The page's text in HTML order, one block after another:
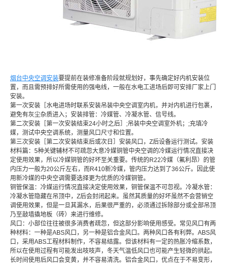
烟台中央空调安装要提前在装修准备阶段就规划好，事先确定好内机安装位
置，而且需预排好所需使用的强电线，一般在水电工进场后即可安排厂家上门
安装。
第一次安装［水电进场时联系安装吊装中央空调室内机，并对内机进行包裹，
避免有灰尘杂质进入；安装排管：冷媒管、冷凝水管、信号线。
第二次安装［第一次安装结束24小时之后］;吊装中央空调室外机；;充填冷
媒，测试中央空调系统，测量风口尺寸和位置。
第三次安装［第二次安装结束后或次日］安装风口，Z后设备运行测试。安装
材料篇：5种关键辅材不可疏忽大意冷媒铜管中央空调的冷媒运行情况直接决
定使用效果，所以冷媒铜管的好坏至关重要。传统的R22冷媒（氟利昂）的管
内压力一般为20公斤左右，而R410新冷媒，管内压力达到了36公斤。因此使
用新冷媒的中央空调需要选择更为优质的冷媒铜管。
铜管保温：冷媒运行情况直接决定使用效果，铜管保温不可忽视。冷凝水管：
冷凝水管隐藏在吊顶中，Z后会封闭起来。虽然其质量的好坏虽然不会营销空
调使用效果，但是一旦其漏水，后果很严重的，必须通过拆除部分或全部吊顶
乃至敲墙撬地板（砖）来进行维修。
风口：小部位往往被很多消费者疏忽，但这部分影响使用感受。常见风口有两
种材料：一种是ABS风口，另一种是铝合金风口。两种风口各有利弊。ABS风
口，采用ABS工程材料制作，不容易结露。但该材料有一定的热胀冷缩系数，
所以在使用过程有可能发出吱吱声，冬天气温低风口也可能产生轻微的拱起。
长时间使用后风口会变黄，并不容易清洗。铝合金风口，优点在于不易变形，